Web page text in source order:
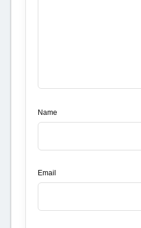
Name
Email